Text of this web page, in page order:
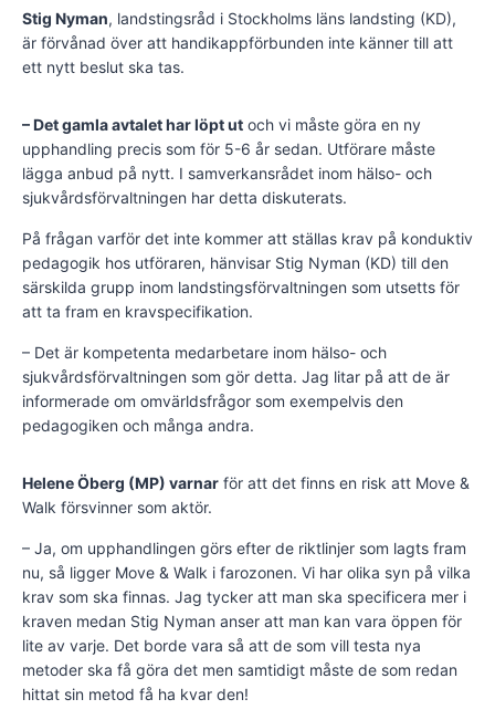
Stig Nyman, landstingsråd i Stockholms läns landsting (KD),
är förvånad över att handikappförbunden inte känner till att
ett nytt beslut ska tas.
– Det gamla avtalet har löpt ut och vi måste göra en ny
upphandling precis som för 5-6 år sedan. Utförare måste
lägga anbud på nytt. I samverkansrådet inom hälso- och
sjukvårdsförvaltningen har detta diskuterats.
På frågan varför det inte kommer att ställas krav på konduktiv
pedagogik hos utföraren, hänvisar Stig Nyman (KD) till den
särskilda grupp inom landstingsförvaltningen som utsetts för
att ta fram en kravspecifikation.
– Det är kompetenta medarbetare inom hälso- och
sjukvårdsförvaltningen som gör detta. Jag litar på att de är
informerade om omvärldsfrågor som exempelvis den
pedagogiken och många andra.
Helene Öberg (MP) varnar för att det finns en risk att Move &
Walk försvinner som aktör.
– Ja, om upphandlingen görs efter de riktlinjer som lagts fram
nu, så ligger Move & Walk i farozonen. Vi har olika syn på vilka
krav som ska finnas. Jag tycker att man ska specificera mer i
kraven medan Stig Nyman anser att man kan vara öppen för
lite av varje. Det borde vara så att de som vill testa nya
metoder ska få göra det men samtidigt måste de som redan
hittat sin metod få ha kvar den!